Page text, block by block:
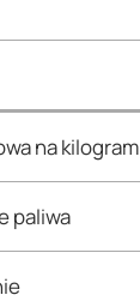
na kilogram
paliwa